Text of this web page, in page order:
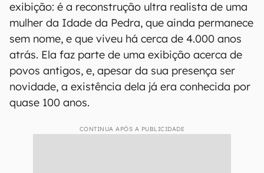
exibição: é a reconstrução ultra realista de uma
mulher da Idade da Pedra, que ainda permanece
sem nome, e que viveu há cerca de 4.000 anos
atrás. Ela faz parte de uma exibição acerca de
povos antigos, e, apesar da sua presença ser
novidade, a existência dela já era conhecida por
quase 100 anos.
CONTINUA APÓS A PUBLICIDADE